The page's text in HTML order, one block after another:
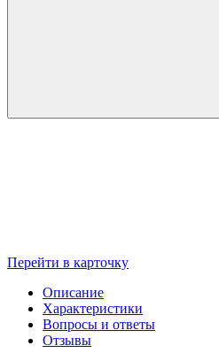
Перейти в карточку
Описание
Характеристики
Вопросы и ответы
Отзывы